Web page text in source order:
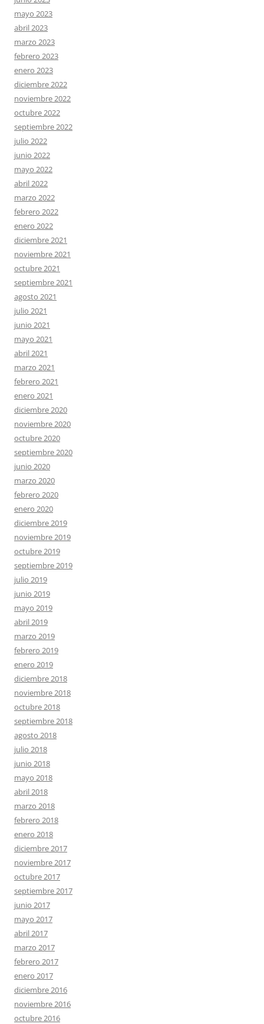
mayo 2023
abril 2023
marzo 2023
febrero 2023
enero 2023
diciembre 2022
noviembre 2022
octubre 2022
septiembre 2022
julio 2022
junio 2022
mayo 2022
abril 2022
marzo 2022
febrero 2022
enero 2022
diciembre 2021
noviembre 2021
octubre 2021
septiembre 2021
agosto 2021
julio 2021
junio 2021
mayo 2021
abril 2021
marzo 2021
febrero 2021
enero 2021
diciembre 2020
noviembre 2020
octubre 2020
septiembre 2020
junio 2020
marzo 2020
febrero 2020
enero 2020
diciembre 2019
noviembre 2019
octubre 2019
septiembre 2019
julio 2019
junio 2019
mayo 2019
abril 2019
marzo 2019
febrero 2019
enero 2019
diciembre 2018
noviembre 2018
octubre 2018
septiembre 2018
agosto 2018
julio 2018
junio 2018
mayo 2018
abril 2018
marzo 2018
febrero 2018
enero 2018
diciembre 2017
noviembre 2017
octubre 2017
septiembre 2017
junio 2017
mayo 2017
abril 2017
marzo 2017
febrero 2017
enero 2017
diciembre 2016
noviembre 2016
octubre 2016